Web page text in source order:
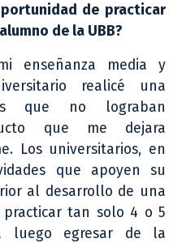
de practicar
de la UBB?
enseñanza media y
realicé una
que no lograban
que me dejara
Los universitarios, en
que apoyen su
al desarrollo de una
tan solo 4 o 5
luego egresar de la